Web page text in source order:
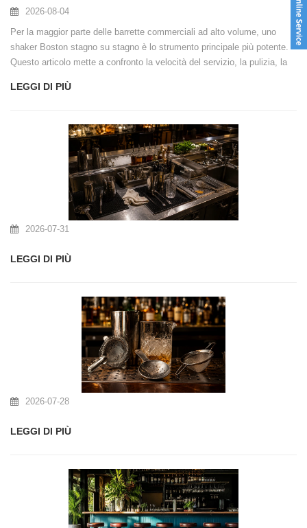
2026-08-04
Per la maggior parte delle barrette commerciali ad alto volume, uno
shaker Boston stagno su stagno è lo strumento principale più potente.
Questo articolo mette a confronto la velocità del servizio, la pulizia, la
mostrando al contempo dove un Cobbler ha ancora senso operativo.
LEGGI DI PIÙ
2026-07-31
LEGGI DI PIÙ
2026-07-28
LEGGI DI PIÙ